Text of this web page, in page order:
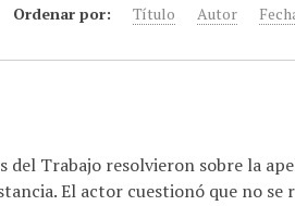
Ordenar por: Título Autor
del Trabajo resolvieron sobre la
El actor cuestionó que no se